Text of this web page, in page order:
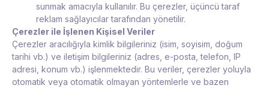
sunmak amacıyla kullanılır. Bu çerezler, üçüncü taraf
reklam sağlayıcılar tarafından yönetilir.
Çerezler ile İşlenen Kişisel Veriler
Çerezler aracılığıyla kimlik bilgileriniz (isim, soyisim, doğum
tarihi vb.) ve iletişim bilgileriniz (adres, e-posta, telefon, IP
adresi, konum vb.) işlenmektedir. Bu veriler, çerezler yoluyla
otomatik veya otomatik olmayan yöntemlerle ve bazen